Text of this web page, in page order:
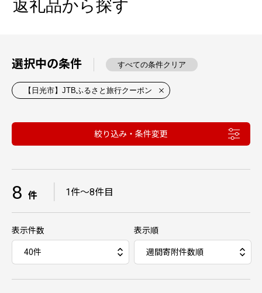
返礼品から探す
選択中の条件 すべての条件クリア
【日光市】JTBふるさと旅行クーポン
絞り込み・条件変更
8 件 1件〜8件目
表示件数 表示順